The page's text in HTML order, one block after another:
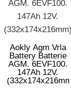
Aokly Agm Vrla
Battery Batterie
AGM. 6EVF100.
147Ah 12V.
(332x174x216mm)